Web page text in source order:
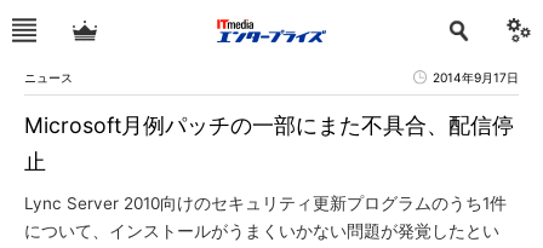
ニュース 2014年9月17日
Microsoft月例パッチの一部にまた不具合、配信停
止
Lync Server 2010向けのセキュリティ更新プログラムのうち1件
について、インストールがうまくいかない問題が発覚したとい